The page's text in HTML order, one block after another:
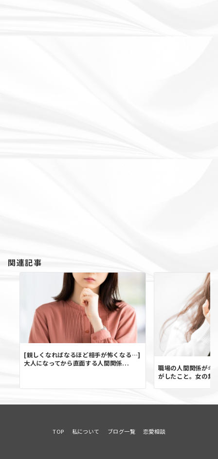
関連記事
[親しくなればなるほど相手が怖くなる…]
大人になってから直面する人間関係...
職場の人間関係がギ
がしたこと。女の集
TOP 私について ブログ一覧 恋愛相談